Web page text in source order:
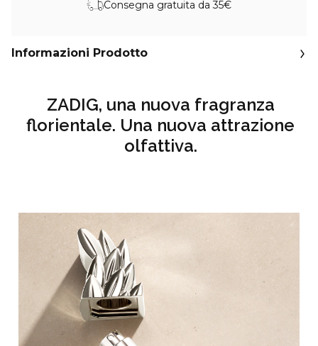
Consegna gratuita da 35€
Informazioni Prodotto
ZADIG, una nuova fragranza
florientale. Una nuova attrazione
olfattiva.